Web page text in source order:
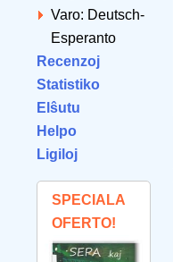
Varo: Deutsch-
Esperanto
Recenzoj
Statistiko
Elŝutu
Helpo
Ligiloj
SPECIALA
OFERTO!